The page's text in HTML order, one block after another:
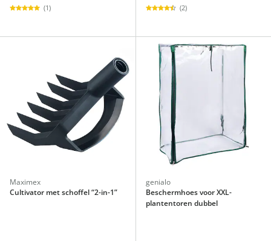
(1)
(2)
Maximex
Cultivator met schoffel “2-in-1”
genialo
Beschermhoes voor XXL-
plantentoren dubbel